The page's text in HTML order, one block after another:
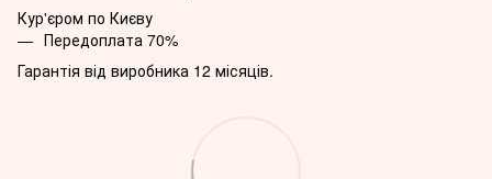
Кур'єром по Києву
Передоплата 70%
Гарантія від виробника 12 місяців.